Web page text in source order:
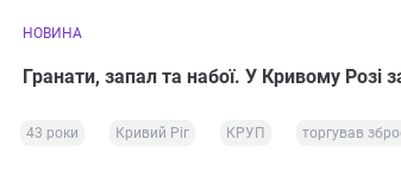
НОВИНА
Гранати, запал та набої. У Кривому Розі
43 роки Кривий Ріг КРУП торгував